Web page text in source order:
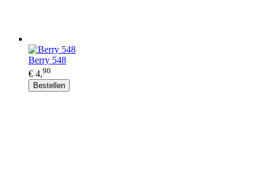
Berry 548
€ 4,90
Bestellen